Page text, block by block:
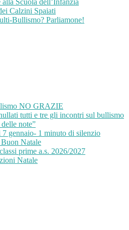
alla Scuola dell’Infanzia
Calzini Spaiati
Bullismo? Parliamone!
NO GRAZIE
tutti e tre gli incontri sul bullismo
note”
gennaio- 1 minuto di silenzio
Natale
prime a.s. 2026/2027
Natale